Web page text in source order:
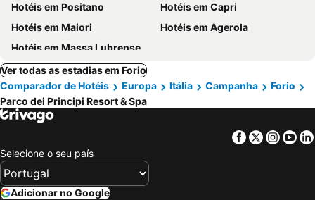
Hotéis em Positano
Hotéis em Capri
Hotéis em Maiori
Hotéis em Agerola
Hotéis em Massa Lubrense
Ver todas as estadias em Forio
Comparador de Hotéis
Europa Itália Campanha
Forio
Parco dei Principi Resort & Spa
Facebook
Twitter
Selecione o seu país
Adicionar no Google